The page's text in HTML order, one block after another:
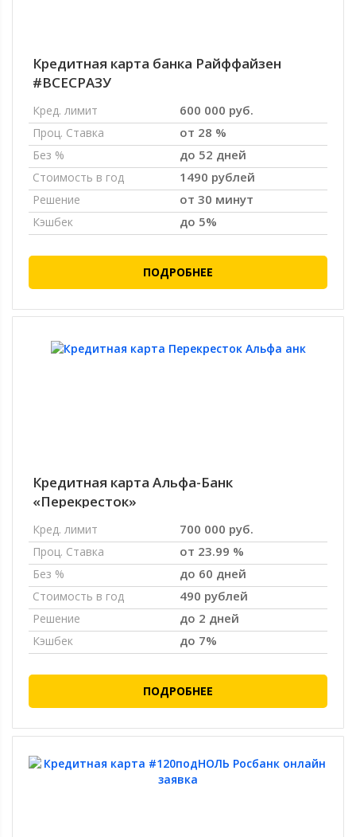
Кредитная карта банка Райффайзен
#ВСЕСРАЗУ
Кред. лимит 600 000 руб.
Проц. Ставка от 28 %
Без % до 52 дней
Стоимость в год 1490 рублей
Решение от 30 минут
Кэшбек до 5%
ПОДРОБНЕЕ
Кредитная карта Альфа-Банк
«Перекресток»
Кред. лимит 700 000 руб.
Проц. Ставка от 23.99 %
Без % до 60 дней
Стоимость в год 490 рублей
Решение до 2 дней
Кэшбек до 7%
ПОДРОБНЕЕ